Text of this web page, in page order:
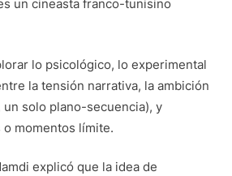
un cineasta franco-tunisino
lo psicológico, lo experimental
la tensión narrativa, la ambición
solo plano-secuencia), y
momentos límite.
explicó que la idea de